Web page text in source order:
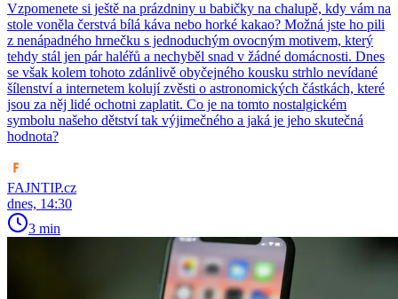
Vzpomenete si ještě na prázdniny u babičky na chalupě, kdy vám na
stole voněla čerstvá bílá káva nebo horké kakao? Možná jste ho pili
z nenápadného hrnečku s jednoduchým ovocným motivem, který
tehdy stál jen pár haléřů a nechyběl snad v žádné domácnosti. Dnes
se však kolem tohoto zdánlivě obyčejného kousku strhlo nevídané
šílenství a internetem kolují zvěsti o astronomických částkách, které
jsou za něj lidé ochotni zaplatit. Co je na tomto nostalgickém
symbolu našeho dětství tak výjimečného a jaká je jeho skutečná
hodnota?
FAJNTIP.cz
dnes, 14:30
3 min